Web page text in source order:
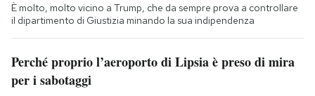
È molto, molto vicino a Trump, che da sempre prova a controllare
il dipartimento di Giustizia minando la sua indipendenza
Perché proprio l’aeroporto di Lipsia è preso di mira
per i sabotaggi